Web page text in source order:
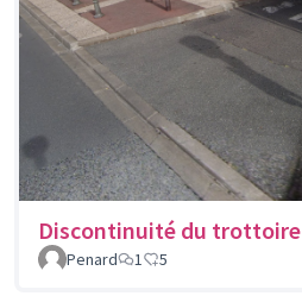
Discontinuité du trottoire
Penard 1 5